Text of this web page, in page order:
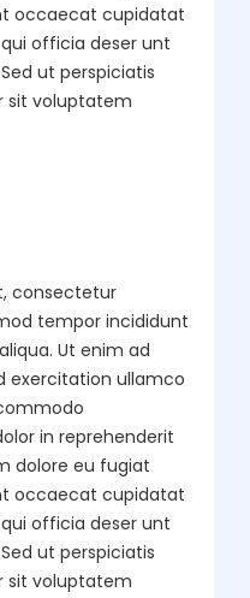
occaecat cupidatat
officia deser unt
ut perspiciatis
sit voluptatem
consectetur
tempor incididunt
Ut enim ad
exercitation ullamco
in reprehenderit
dolore eu fugiat
occaecat cupidatat
officia deser unt
ut perspiciatis
sit voluptatem